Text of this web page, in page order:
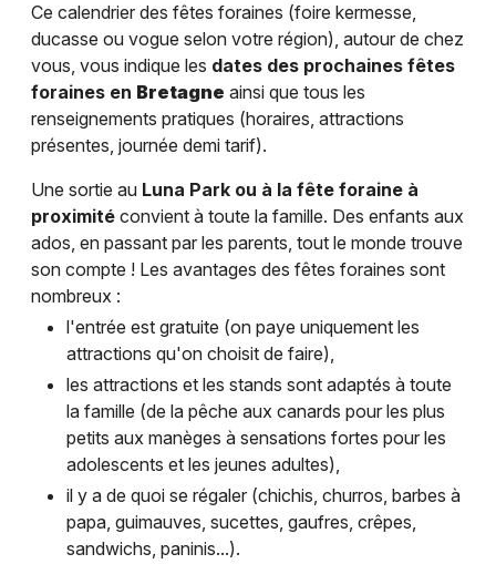
Ce calendrier des fêtes foraines (foire kermesse,
ducasse ou vogue selon votre région), autour de chez
vous, vous indique les dates des prochaines fêtes
foraines en Bretagne ainsi que tous les
renseignements pratiques (horaires, attractions
présentes, journée demi tarif).
Une sortie au Luna Park ou à la fête foraine à
proximité convient à toute la famille. Des enfants aux
ados, en passant par les parents, tout le monde trouve
son compte ! Les avantages des fêtes foraines sont
nombreux :
l'entrée est gratuite (on paye uniquement les
attractions qu'on choisit de faire),
les attractions et les stands sont adaptés à toute
la famille (de la pêche aux canards pour les plus
petits aux manèges à sensations fortes pour les
adolescents et les jeunes adultes),
il y a de quoi se régaler (chichis, churros, barbes à
papa, guimauves, sucettes, gaufres, crêpes,
sandwichs, paninis...).